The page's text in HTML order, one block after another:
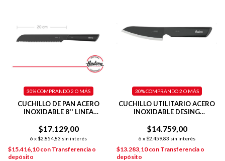
CUCHILLO DE PAN ACERO
INOXIDABLE 8'' LINEA
$17.129,00
6 x $2.854,83 sin interés
30%COMPRANDO 2 O MÁS
$15.416,10con Transferencia o
depósito
CUCHILLO UTILITARIO ACERO
INOXIDABLE DESING
$14.759,00
6 x $2.459,83 sin interés
30%COMPRANDO 2 O MÁS
$13.283,10con Transferencia o
depósito